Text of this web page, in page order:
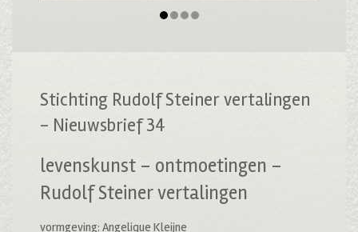
Stichting Rudolf Steiner vertalingen
- Nieuwsbrief 34
levenskunst – ontmoetingen –
Rudolf Steiner vertalingen
vormgeving: Angelique Kleijne